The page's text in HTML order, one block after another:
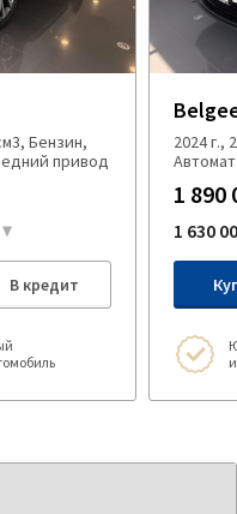
Бензин,
привод
В кредит
2024 г.,
1 890
1 630